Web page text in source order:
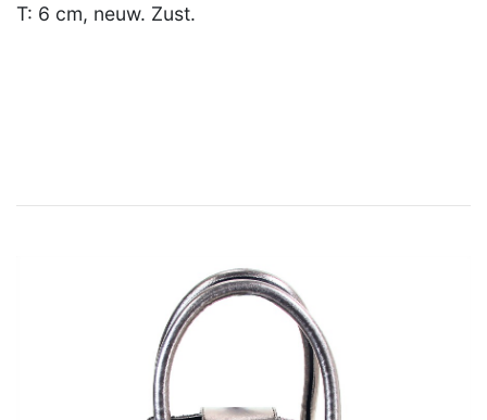
T: 6 cm, neuw. Zust.